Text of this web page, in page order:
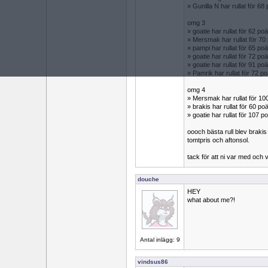
» Gunilla N har rullat för 68
omg 3
» goatie har rullat för 62
» Mersmak har rullat för 70
» pampi har rullat för 65
» goatie har rullat för 72
» goatie har rullat för 91
» Pamrik har rullat för 72
omg 4
» Mersmak har rullat för
» brakis har rullat för 60
» goatie har rullat för 107
oooch bästa rull blev
tomtpris och aftonsol.
tack för att ni var med och
douche
Antal inlägg: 9
HEY
what about me?!
vindsus86